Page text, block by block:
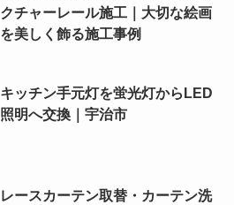
クチャーレール施工｜大切な絵画
を美しく飾る施工事例
キッチン手元灯を蛍光灯からLED
照明へ交換｜宇治市
レースカーテン取替・カーテン洗